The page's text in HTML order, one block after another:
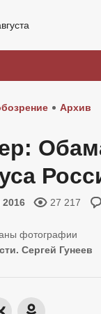
Архив
2016 27 217
Сергей Гунеев